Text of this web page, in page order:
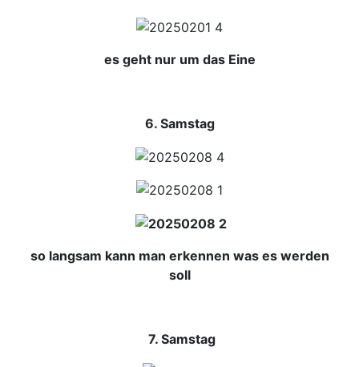
es geht nur um das Eine
6. Samstag
so langsam kann man erkennen was es werden
soll
7. Samstag